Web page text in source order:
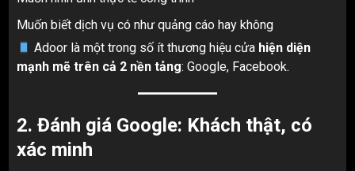
Muốn biết dịch vụ có như quảng cáo hay không
Adoor là một trong số ít thương hiệu cửa hiện diện
mạnh mẽ trên cả 2 nền tảng: Google, Facebook.
2. Đánh giá Google: Khách thật, có
xác minh